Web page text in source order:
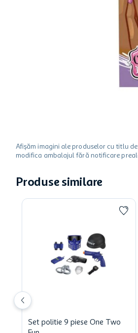
Afișăm imagini ale produselor cu titlu
modifica ambalajul fără notificare
Produse similare
Set politie 9 piese One Two